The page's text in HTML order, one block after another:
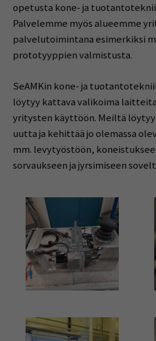
opetusta kone- ja
Palvelemme myös alueemme
palvelutoimintana esimerkiksi
prototyyppien valmistusta.
SeAMKin kone- ja
löytyy kattava valikoima
yritysten käyttöön. Meiltä
uutta ja kehittää jo olemassa
mm. levytyöstöön,
sorvaukseen ja jyrsimiseen